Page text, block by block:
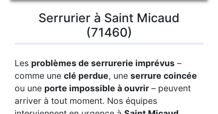
Serrurier à Saint Micaud
(71460)
Les problèmes de serrurerie imprévus –
comme une clé perdue, une serrure coincée
ou une porte impossible à ouvrir – peuvent
arriver à tout moment. Nos équipes